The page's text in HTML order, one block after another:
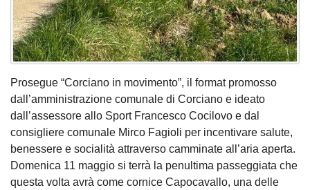
Prosegue “Corciano in movimento”, il format promosso
dall’amministrazione comunale di Corciano e ideato
dall’assessore allo Sport Francesco Cocilovo e dal
consigliere comunale Mirco Fagioli per incentivare salute,
benessere e socialità attraverso camminate all’aria aperta.
Domenica 11 maggio si terrà la penultima passeggiata che
questa volta avrà come cornice Capocavallo, una delle